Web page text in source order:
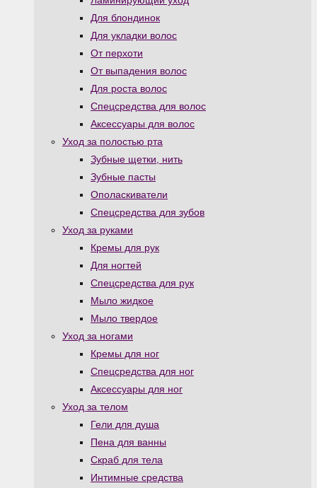
Для блондинок
Для укладки волос
От перхоти
От выпадения волос
Для роста волос
Спецсредства для волос
Аксессуары для волос
Уход за полостью рта
Зубные щетки, нить
Зубные пасты
Ополаскиватели
Спецсредства для зубов
Уход за руками
Кремы для рук
Для ногтей
Спецсредства для рук
Мыло жидкое
Мыло твердое
Уход за ногами
Кремы для ног
Спецсредства для ног
Аксессуары для ног
Уход за телом
Гели для душа
Пена для ванны
Скраб для тела
Интимные средства